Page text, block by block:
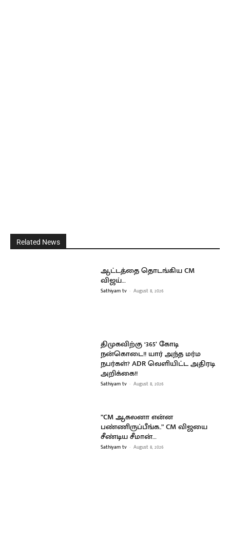
Related News
ஆட்டத்தை தொடங்கிய CM
விஜய்…
Sathiyam tv - August 8, 2026
திமுகவிற்கு ‘365’ கோடி
நன்கொடை!! யார் அந்த மர்ம
நபர்கள்? ADR வெளியிட்ட அதிரடி
அறிக்கை!!
Sathiyam tv - August 8, 2026
”CM ஆகலனா என்ன
பண்ணிருப்பீங்க..” CM விஜயை
சீண்டிய சீமான்…
Sathiyam tv - August 8, 2026